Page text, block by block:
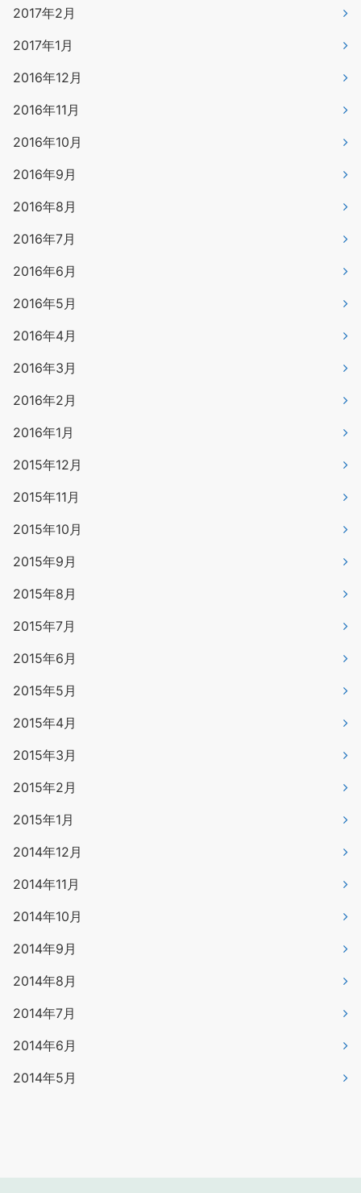
2017年2月
2017年1月
2016年12月
2016年11月
2016年10月
2016年9月
2016年8月
2016年7月
2016年6月
2016年5月
2016年4月
2016年3月
2016年2月
2016年1月
2015年12月
2015年11月
2015年10月
2015年9月
2015年8月
2015年7月
2015年6月
2015年5月
2015年4月
2015年3月
2015年2月
2015年1月
2014年12月
2014年11月
2014年10月
2014年9月
2014年8月
2014年7月
2014年6月
2014年5月